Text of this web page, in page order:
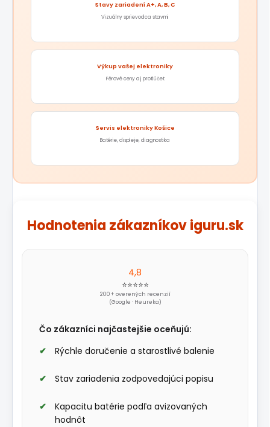
Stavy zariadení A+, A, B, C
Vizuálny sprievodca stavmi
Výkup vašej elektroniky
Férové ceny aj protiúčet
Servis elektroniky Košice
Batérie, displeje, diagnostika
Hodnotenia zákazníkov iguru.sk
4,8
⭐⭐⭐⭐⭐
200+ overených recenzií
(Google · Heureka)
Čo zákazníci najčastejšie oceňujú:
Rýchle doručenie a starostlivé balenie
Stav zariadenia zodpovedajúci popisu
Kapacitu batérie podľa avizovaných
hodnôt